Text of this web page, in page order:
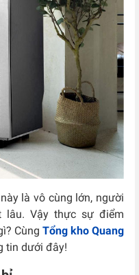
là vô cùng lớn, người
lâu. Vậy thực sự điểm
Cùng Tổng kho Quang
tin dưới đây!